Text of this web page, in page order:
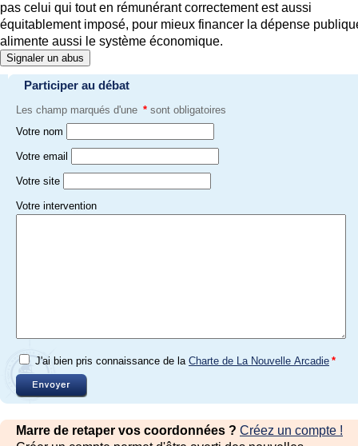
pas celui qui tout en rémunérant correctement est aussi
équitablement imposé, pour mieux financer la dépense
alimente aussi le système économique.
Signaler un abus
Participer au débat
Les champ marqués d'une * sont obligatoires
Votre nom
Votre email
Votre site
Votre intervention
J'ai bien pris connaissance de la Charte de La Nouvelle Arcadie *
Marre de retaper vos coordonnées ? Créez un compte !